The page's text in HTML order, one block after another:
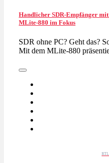
Handlicher SDR-Empfänger
MLite-880 im Fokus
SDR ohne PC? Geht das?
Mit dem MLite-880